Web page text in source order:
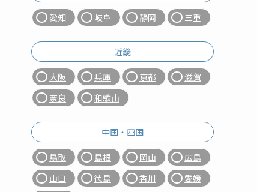
愛知 岐阜 静岡 三重
近畿
大阪 兵庫 京都
滋賀
奈良
和歌山
中国・四国
鳥取 島根 岡山
広島
山口
徳島 香川
愛媛